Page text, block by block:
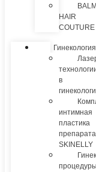
HAIR
COUTURE
Гинекология
в
интимная
пластика
SKINELLY
процедуры